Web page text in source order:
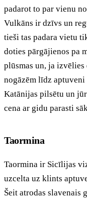
padarot to par vienu
Vulkāns ir dzīvs un
tieši tas padara vietu
doties pārgājienos pa
plūsmas un, ja
nogāzēm līdz aptuveni
Katānijas pilsētu un
cena ar gidu parasti
Taormina
Taormina ir Sicīlijas
uzcelta uz klints
Šeit atrodas slavenais